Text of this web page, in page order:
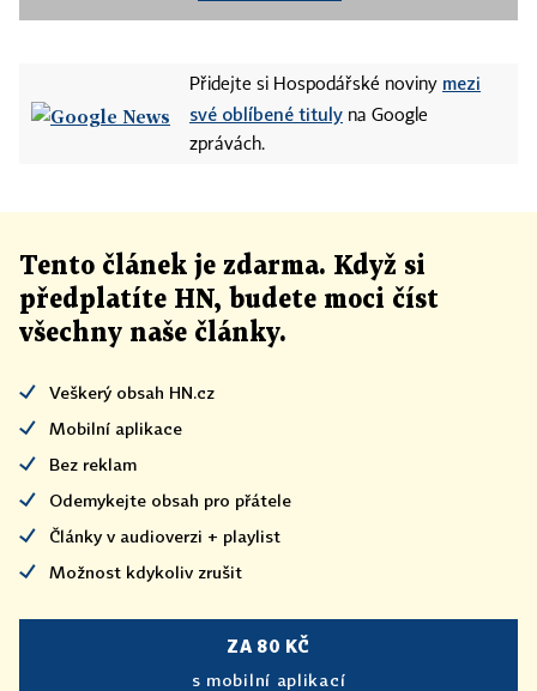
Přidejte si Hospodářské noviny mezi
své oblíbené tituly na Google
zprávách.
Tento článek je zdarma. Když si
předplatíte HN, budete moci číst
všechny naše články.
Veškerý obsah HN.cz
Mobilní aplikace
Bez reklam
Odemykejte obsah pro přátele
Články v audioverzi + playlist
Možnost kdykoliv zrušit
ZA 80 KČ
s mobilní aplikací